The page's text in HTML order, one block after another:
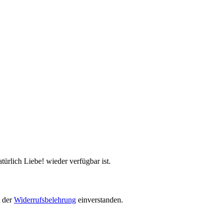
Liebe! wieder verfügbar ist.
derWiderrufsbelehrung einverstanden.